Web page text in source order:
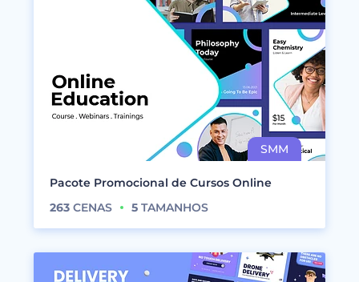
Pacote Promocional de Cursos Online
263 CENAS 5 TAMANHOS